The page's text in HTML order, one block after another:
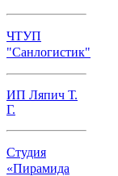
ЧТУП
"Санлогистик"
ИП Ляпич Т.
Г.
Студия
«Пирамида